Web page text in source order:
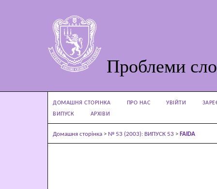
Проблеми
ДОМАШНЯ СТОРІНКА ПРО НАС УВІЙТИ
ВИПУСК
АРХІВИ
Домашня сторінка > № 53 (2003): ВИПУСК 53 > FAIDA